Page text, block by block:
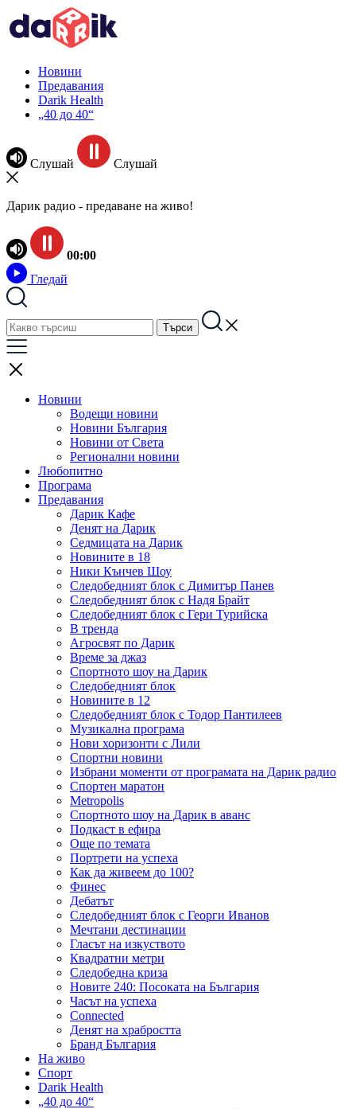
Новини
Предавания
Darik Health
„40 до 40“
Слушай Слушай
Дарик радио - предаване на живо!
00:00
Гледай
Новини
Водещи новини
Новини България
Новини от Света
Регионални новини
Любопитно
Програма
Предавания
Дарик Кафе
Денят на Дарик
Седмицата на Дарик
Новините в 18
Ники Кънчев Шоу
Следобедният блок с Димитър Панев
Следобедният блок с Надя Брайт
Следобедният блок с Гери Турийска
В тренда
Агросвят по Дарик
Време за джаз
Спортното шоу на Дарик
Следобедният блок
Новините в 12
Следобедният блок с Тодор Пантилеев
Музикална програма
Нови хоризонти с Лили
Спортни новини
Избрани моменти от програмата на Дарик радио
Спортен маратон
Metropolis
Спортното шоу на Дарик в аванс
Подкаст в ефира
Още по темата
Портрети на успеха
Как да живеем до 100?
Финес
Дебатът
Следобедният блок с Георги Иванов
Мечтани дестинации
Гласът на изкуството
Квадратни метри
Следобедна криза
Новите 240: Посоката на България
Часът на успеха
Connected
Денят на храбростта
Бранд България
На живо
Спорт
Darik Health
„40 до 40“